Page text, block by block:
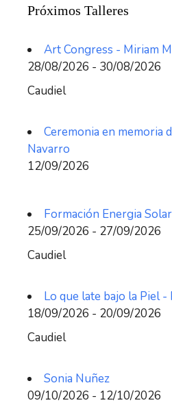
Próximos Talleres
Art Congress - Miriam
28/08/2026 - 30/08/2026
Caudiel
Ceremonia en memoria
Navarro
12/09/2026
Formación Energia
25/09/2026 - 27/09/2026
Caudiel
Lo que late bajo la Piel -
18/09/2026 - 20/09/2026
Caudiel
Sonia Nuñez
09/10/2026 - 12/10/2026